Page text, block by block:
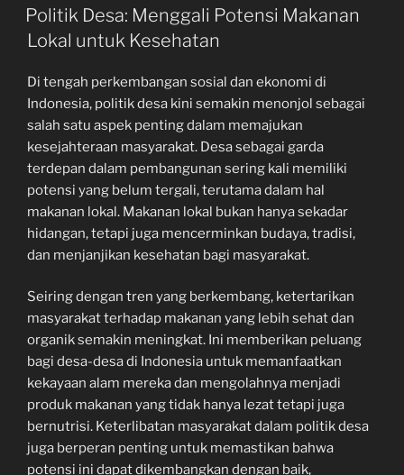
ON
Politik Desa: Menggali Potensi Makanan
Lokal untuk Kesehatan
Di tengah perkembangan sosial dan ekonomi di
Indonesia, politik desa kini semakin menonjol sebagai
salah satu aspek penting dalam memajukan
kesejahteraan masyarakat. Desa sebagai garda
terdepan dalam pembangunan sering kali memiliki
potensi yang belum tergali, terutama dalam hal
makanan lokal. Makanan lokal bukan hanya sekadar
hidangan, tetapi juga mencerminkan budaya, tradisi,
dan menjanjikan kesehatan bagi masyarakat.
Seiring dengan tren yang berkembang, ketertarikan
masyarakat terhadap makanan yang lebih sehat dan
organik semakin meningkat. Ini memberikan peluang
bagi desa-desa di Indonesia untuk memanfaatkan
kekayaan alam mereka dan mengolahnya menjadi
produk makanan yang tidak hanya lezat tetapi juga
bernutrisi. Keterlibatan masyarakat dalam politik desa
juga berperan penting untuk memastikan bahwa
potensi ini dapat dikembangkan dengan baik,